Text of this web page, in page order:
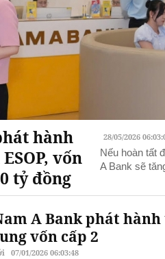
hành
vốn
tỷ đồng
28/05/2026
Nếu hoàn tất
A Bank sẽ
A Bank phát
vốn cấp 2
07/01/2026 06:03:48